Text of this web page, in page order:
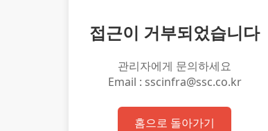
접근이 거부되었습니다
관리자에게 문의하세요
Email : sscinfra@ssc.co.kr
홈으로 돌아가기